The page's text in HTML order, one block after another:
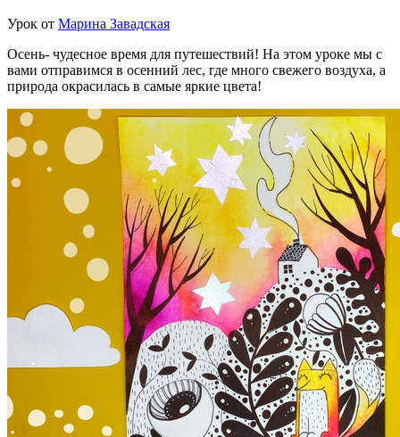
Урок от Марина Завадская
Осень- чудесное время для путешествий! На этом уроке мы с
вами отправимся в осенний лес, где много свежего воздуха, а
природа окрасилась в самые яркие цвета!